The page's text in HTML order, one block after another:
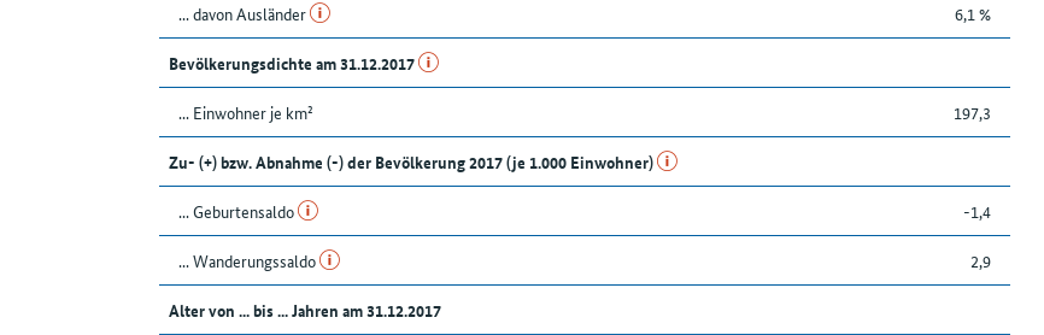
... davon Ausländer 6,1 %
Bevölkerungsdichte am 31.12.2017
... Einwohner je km² 197,3
Zu- (+) bzw. Abnahme (-) der Bevölkerung 2017 (je 1.000 Einwohner)
... Geburtensaldo -1,4
... Wanderungssaldo 2,9
Alter von ... bis ... Jahren am 31.12.2017